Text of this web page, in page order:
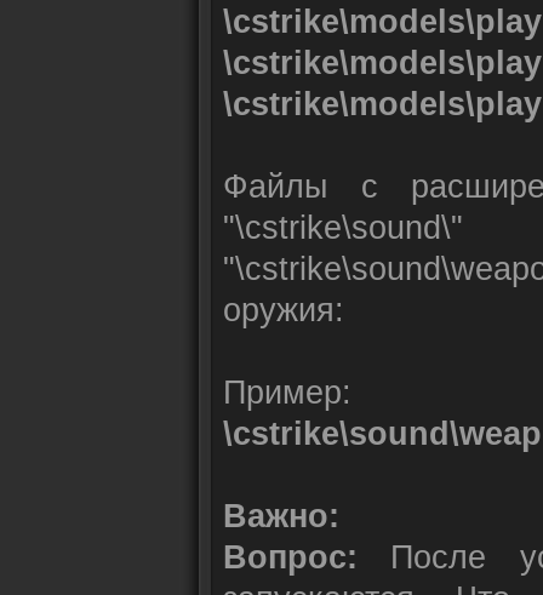
Файлы с
"\cstrike\sound\"
оружия:
Пример:
Важно:
Вопрос: После